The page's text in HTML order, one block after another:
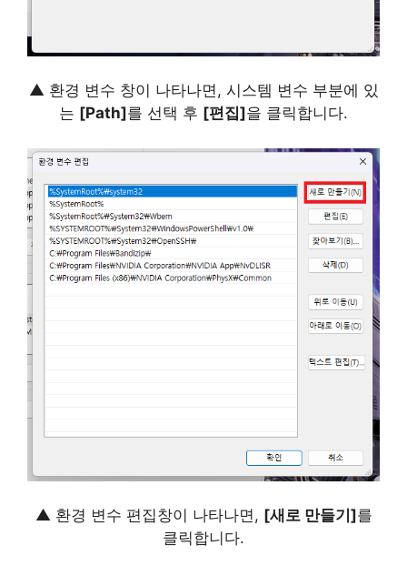
▲ 환경 변수 창이 나타나면, 시스템 변수 부분에 있
는 [Path]를 선택 후 [편집]을 클릭합니다.
▲ 환경 변수 편집창이 나타나면, [새로 만들기]를
클릭합니다.